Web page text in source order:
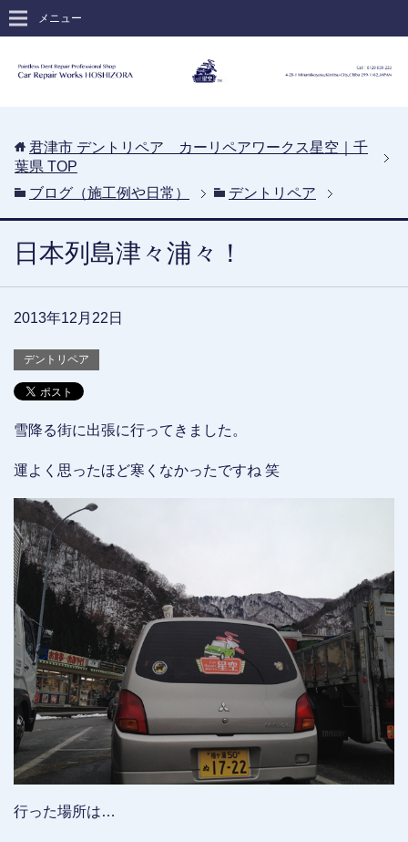
メニュー
君津市 デントリペア カーリペアワークス星空｜千
葉県 TOP
ブログ（施工例や日常）
デントリペア
日本列島津々浦々！
2013年12月22日
デントリペア
雪降る街に出張に行ってきました。
運よく思ったほど寒くなかったですね 笑
行った場所は…